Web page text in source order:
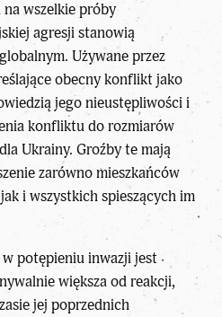
wszelkie próby
agresji stanowią
Używane przez
obecny konflikt jako
jego nieustępliwości i
konfliktu do rozmiarów
Ukrainy. Groźby te mają
zarówno mieszkańców
i wszystkich spieszących im
potępieniu inwazji jest
większa od reakcji,
jej poprzednich